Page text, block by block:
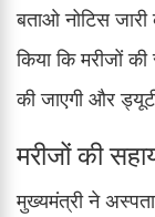
बताओ नोटिस
किया कि मरीजों की
की जाएगी और
मरीजों की
मुख्यमंत्री ने